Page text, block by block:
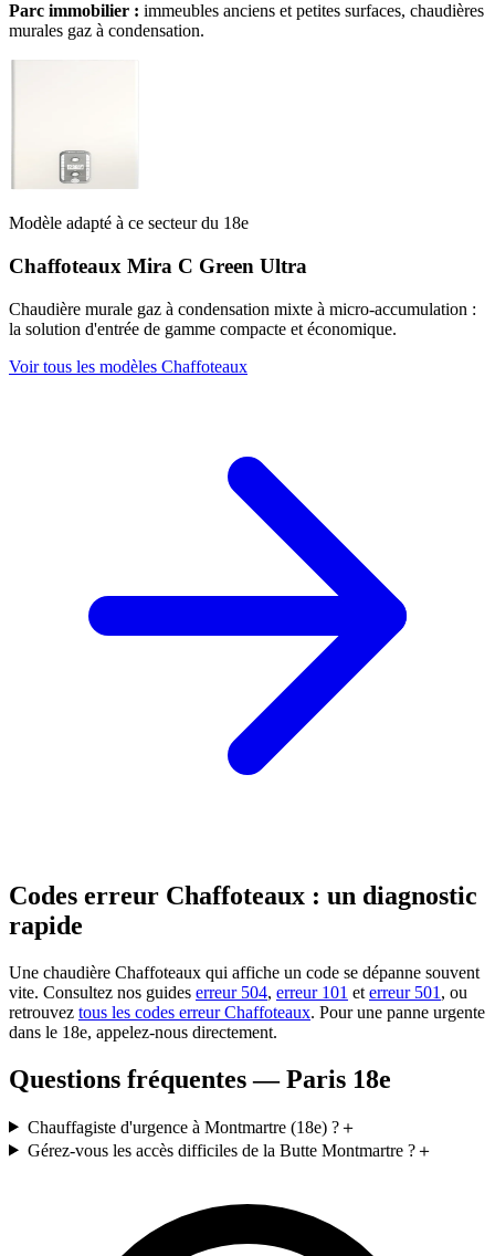
Parc immobilier : immeubles anciens et petites surfaces, chaudières
murales gaz à condensation.
Modèle adapté à ce secteur du 18e
Chaffoteaux Mira C Green Ultra
Chaudière murale gaz à condensation mixte à micro-accumulation :
la solution d'entrée de gamme compacte et économique.
Voir tous les modèles Chaffoteaux
Codes erreur Chaffoteaux : un diagnostic
rapide
Une chaudière Chaffoteaux qui affiche un code se dépanne souvent
vite. Consultez nos guides erreur 504, erreur 101 et erreur 501 , ou
retrouvez tous les codes erreur Chaffoteaux. Pour une panne urgente
dans le 18e, appelez-nous directement.
Questions fréquentes — Paris 18e
Chauffagiste d'urgence à Montmartre (18e) ?＋
Gérez-vous les accès difficiles de la Butte Montmartre ?＋